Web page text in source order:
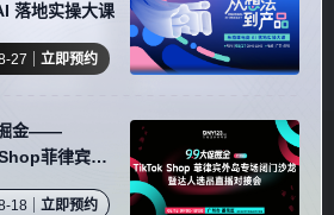
落地实操大课
27 立即预约
金——
菲律宾外
对接会
18 立即预约